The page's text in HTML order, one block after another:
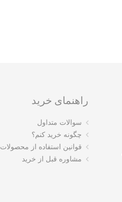
راهنمای خرید
سوالات متداول
چگونه خرید کنم؟
قوانین استفاده از محصولات
مشاوره قبل از خرید